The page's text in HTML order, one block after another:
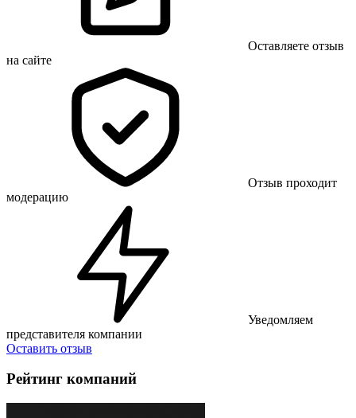
Оставляете отзыв
на сайте
Отзыв проходит
модерацию
Уведомляем
представителя компании
Оставить отзыв
Рейтинг компаний